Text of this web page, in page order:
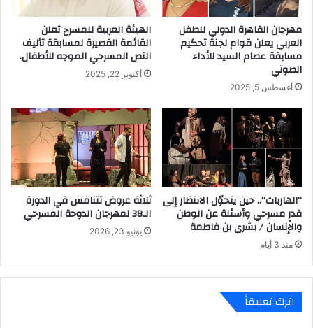
مهرجان القاهرة الدولي للطفل
العربي يعلن قوام لجنة تحكيم
مسابقة عصام السيد للأداء
الصوتي
أغسطس 5, 2025
الهيئة العربية للمسرح تعلن
القائمة القصيرة لمسابقة تأليف
النص المسرحي الموجه للأطفال.
أكتوبر 22, 2025
“الهاربات”.. حين يتحوّل الانتظار إلى
قدرٍ مسرحي وأسئلة عن الوطن
والإنسان / بشرى بن فاطمة
منذ 3 أيام
ثلاثة عروض تتنافس في الدورة
الـ38 لمهرجان الدوحة المسرحي
يونيو 23, 2026
اترك تعليقاً